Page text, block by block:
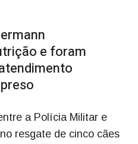
e foram
a Polícia Militar e
resgate de cinco cães